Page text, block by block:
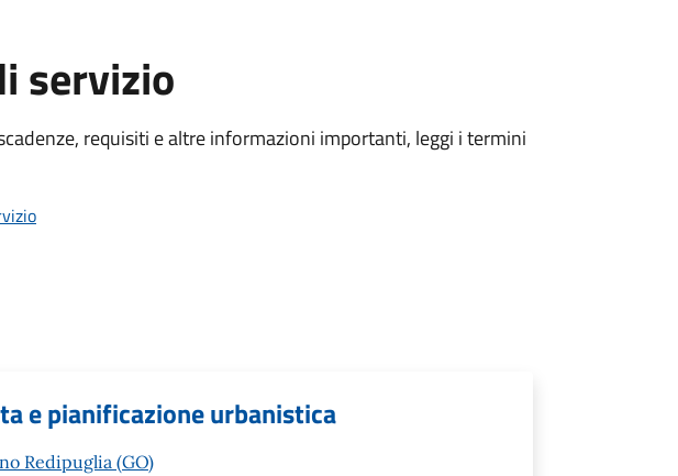
servizio
requisiti e altre informazioni importanti, leggi i termini
e pianificazione urbanistica
Redipuglia (GO)